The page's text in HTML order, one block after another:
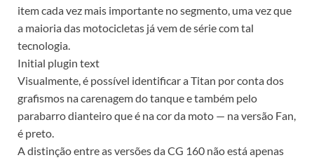
item cada vez mais importante no segmento, uma vez que
a maioria das motocicletas já vem de série com tal
tecnologia.
Initial plugin text
Visualmente, é possível identificar a Titan por conta dos
grafismos na carenagem do tanque e também pelo
parabarro dianteiro que é na cor da moto — na versão Fan,
é preto.
A distinção entre as versões da CG 160 não está apenas